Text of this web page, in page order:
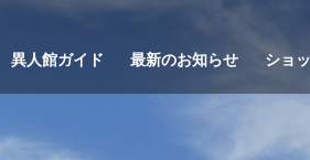
異人館ガイド 最新のお知らせ ショ